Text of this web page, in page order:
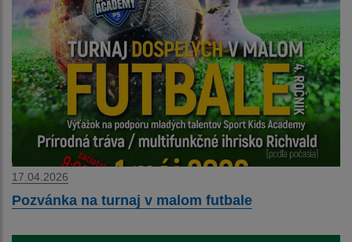
17.04.2026
Pozvánka na turnaj v malom futbale